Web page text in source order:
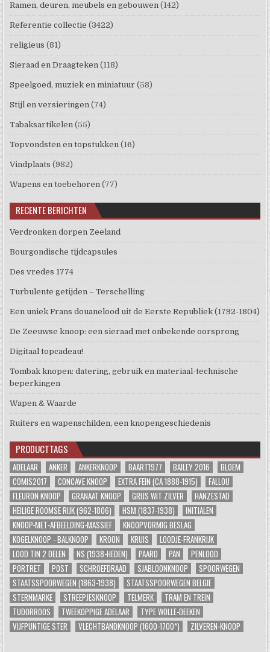
Ramen, deuren, meubels en gebouwen (142)
Referentie collectie (3422)
religieus (81)
Sieraad en Draagteken (118)
Speelgoed, muziek en miniatuur (58)
Stijl en versieringen (74)
Tabaksartikelen (55)
Topvondsten en topstukken (16)
Vindplaats (982)
Wapens en toebehoren (77)
RECENTE BERICHTEN
Verdronken dorpen Zeeland
Bourgondische tijdcapsules
Des vredes 1774
Turbulente getijden – Terschelling
Een uniek Frans douanelood uit de Eerste Republiek (1792-1804)
De Zeeuwse knoop: een sieraad met onbekende oorsprong
Digitaal topcadeau!
Tombak knopen: datering, gebruik en materiaal-technische
beperkingen
Wapen & Waarde
Ruiters en wapenschilden, een knopengeschiedenis
PRODUCTTAGS
ADELAAR ANKER ANKERKNOOP BAART1977 BAILEY 2016
BLOEM
COMIS2017
CONCAVE KNOOP EXTRA FEIN (CA 1888-1915)
FALLOU
FLEURON KNOOP
GRANAAT KNOOP GRIJS WIT ZILVER
HANZESTAD
HEILIGE ROOMSE RIJK (962-1806)
HSM (1837-1938)
INITIALEN
KNOOP-MET-AFBEELDING-MASSIEF
KNOOPVORMIG BESLAG
KOGELKNOOP - BALKNOOP
KROON KRUIS
LOODJE-FRANKRIJK
LOOD TIN 2 DELEN
NS (1938-HEDEN) PAARD PAN
PENLOOD
PORTRET
POST SCHROEFDRAAD SJABLOONKNOOP
SPOORWEGEN
STAATSSPOORWEGEN (1863-1938)
STAATSSPOORWEGEN BELGIE
STERNMARKE
STREEPJESKNOOP TELMERK
TRAM EN TREIN
TUDORROOS
TWEEKOPPIGE ADELAAR
TYPE WOLLE-DEEKEN
VIJFPUNTIGE STER
VLECHTBANDKNOOP (1600-1700*) ZILVEREN-KNOOP